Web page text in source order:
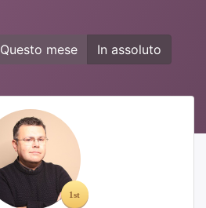
Questo mese In assoluto